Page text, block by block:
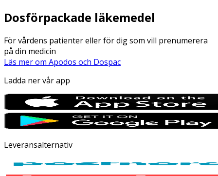
Dosförpackade läkemedel
För vårdens patienter eller för dig som vill prenumerera
på din medicin
Läs mer om Apodos och Dospac
Ladda ner vår app
Leveransalternativ